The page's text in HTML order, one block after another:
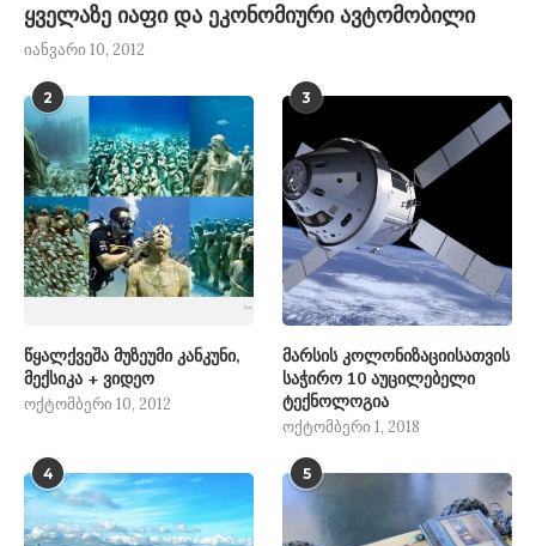
ყველაზე იაფი და ეკონომიური ავტომობილი
იანვარი 10, 2012
2
წყალქვეშა მუზეუმი კანკუნი,
მექსიკა + ვიდეო
ოქტომბერი 10, 2012
3
მარსის კოლონიზაციისათვის
საჭირო 10 აუცილებელი
ტექნოლოგია
ოქტომბერი 1, 2018
4 5